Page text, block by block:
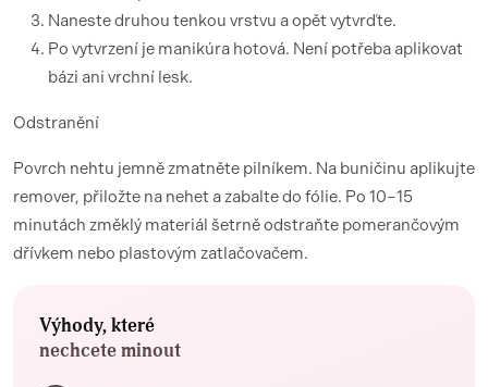
Naneste druhou tenkou vrstvu a opět vytvrďte.
Po vytvrzení je manikúra hotová. Není potřeba aplikovat
bázi ani vrchní lesk.
Odstranění
Povrch nehtu jemně zmatněte pilníkem. Na buničinu aplikujte
remover, přiložte na nehet a zabalte do fólie. Po 10–15
minutách změklý materiál šetrně odstraňte pomerančovým
dřívkem nebo plastovým zatlačovačem.
Výhody, které
nechcete minout